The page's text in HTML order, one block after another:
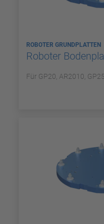
ROBOTER GRUNDPLATTEN
Roboter
Für GP20, AR2010,